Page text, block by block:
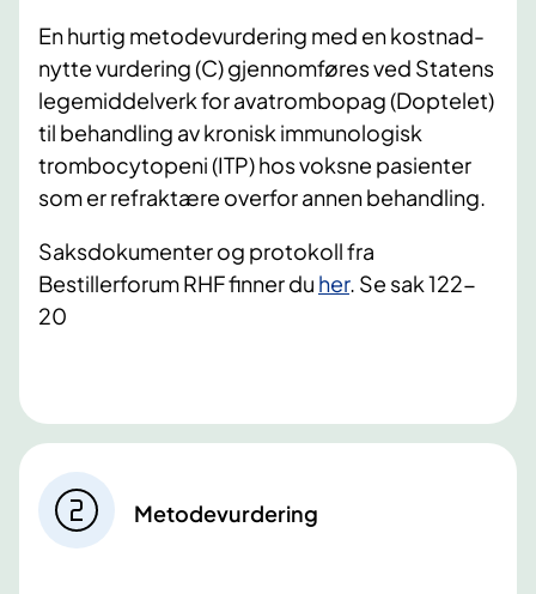
En hurtig metodevurdering med en kostnad-
nytte vurdering (C) gjennomføres ved Statens
legemiddelverk for avatrombopag (Doptelet)
til behandling av kronisk immunologisk
trombocytopeni (ITP) hos voksne pasienter
som er refraktære overfor annen behandling.
Saksdokumenter og protokoll fra
Bestillerforum RHF finner du her. Se sak 122-
20
Metodevurdering